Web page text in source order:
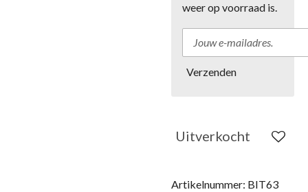
weer op voorraad is.
Verzenden
Uitverkocht
Artikelnummer: BIT63